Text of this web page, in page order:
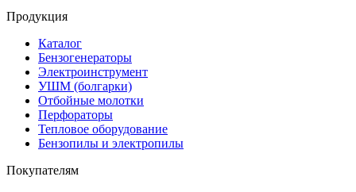
Продукция
Каталог
Бензогенераторы
Электроинструмент
УШМ (болгарки)
Отбойные молотки
Перфораторы
Тепловое оборудование
Бензопилы и электропилы
Покупателям